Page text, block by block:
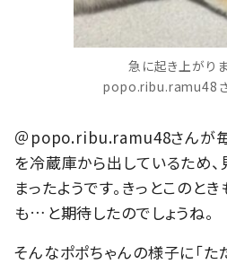
急に起き上がり
popo.ribu.ramu48さ
＠popo.ribu.ramu48さんが
を冷蔵庫から出しているため
まったようです。きっとこのと
も…と期待したのでしょうね。
そんなポポちゃんの様子に「